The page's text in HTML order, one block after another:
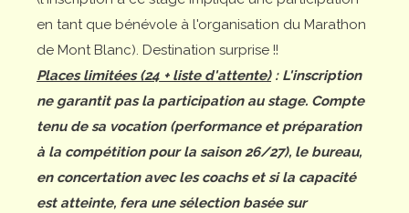
en tant que bénévole à l'organisation du Marathon
de Mont Blanc). Destination surprise !!
Places limitées (24 + liste d'attente): L'inscription
ne garantit pas la participation au stage. Compte
tenu de sa vocation (performance et préparation
à la compétition pour la saison 26/27), le bureau,
en concertation avec les coachs et si la capacité
est atteinte, fera une sélection basée sur